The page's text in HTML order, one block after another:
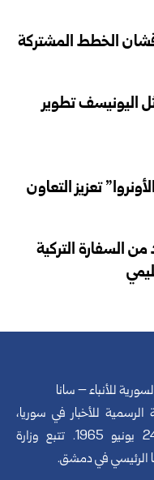
الخطط المشتركة
اليونيسف تطوير
تعزيز التعاون
من السفارة التركية
للأنباء – سانا
الرسمية للأخبار في سوريا،
تأسست في 24 يونيو 1965. تتبع وزارة
الرئيسي في دمشق.